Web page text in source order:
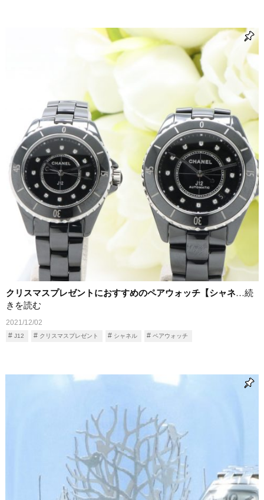
クリスマスプレゼントにおすすめのペアウォッチ【シャネ…続
きを読む
2021/12/02
J12 クリスマスプレゼント シャネル ペアウォッチ